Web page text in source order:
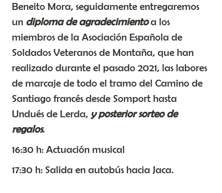
Beneito Mora, seguidamente entregaremos
un diploma de agradecimientoa los
miembros de la Asociación Española de
Soldados Veteranos de Montaña, que han
realizado durante el pasado 2021, las labores
de marcaje de todo el tramo del Camino de
Santiago francés desde Somport hasta
Undués de Lerda, y posterior sorteo de
regalos.
16:30 h: Actuación musical
17:30 h: Salida en autobús hacia Jaca.